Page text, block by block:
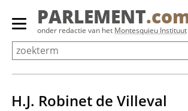
Overslaan
Primair
menu
tonen/verbergen
PARLEMENT
onder redactie van het Montesquieu Instituut
H.J. Robinet de Villeval